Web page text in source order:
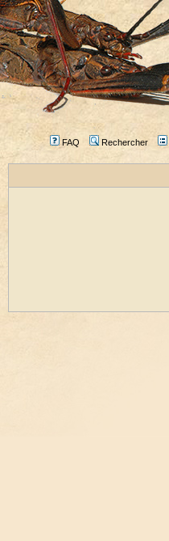
FAQ Rechercher